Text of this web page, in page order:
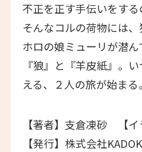
不正を正す手伝いをする
そんなコルの荷物には
ホロの娘ミューリが潜
『狼』と『羊皮紙』。
える、２人の旅が始まる。
【著者】支倉凍砂 【
【発行】株式会社